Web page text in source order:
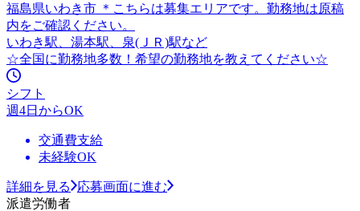
福島県いわき市 ＊こちらは募集エリアです。勤務地は原稿
内をご確認ください。
いわき駅、湯本駅、泉(ＪＲ)駅など
☆全国に勤務地多数！希望の勤務地を教えてください☆
シフト
週4日からOK
交通費支給
未経験OK
詳細を見る
応募画面に進む
派遣労働者